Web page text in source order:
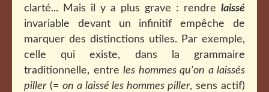
clarté... Mais il y a plus grave : rendre laissé
invariable devant un infinitif empêche de
marquer des distinctions utiles. Par exemple,
celle qui existe, dans la grammaire
traditionnelle, entre les hommes qu'on a laissés
piller(= on a laissé les hommes piller, sens actif)